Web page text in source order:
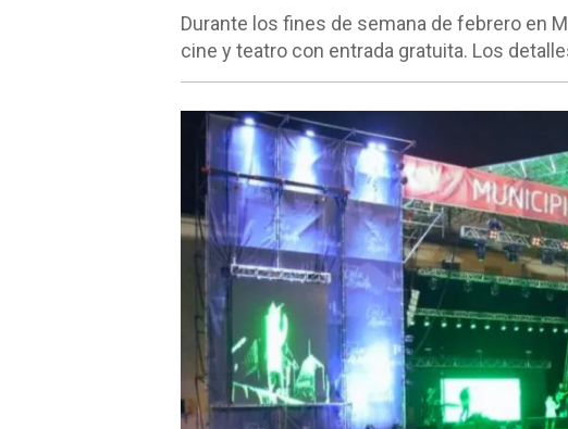
Durante los fines de semana de febrero en
cine y teatro con entrada gratuita. Los